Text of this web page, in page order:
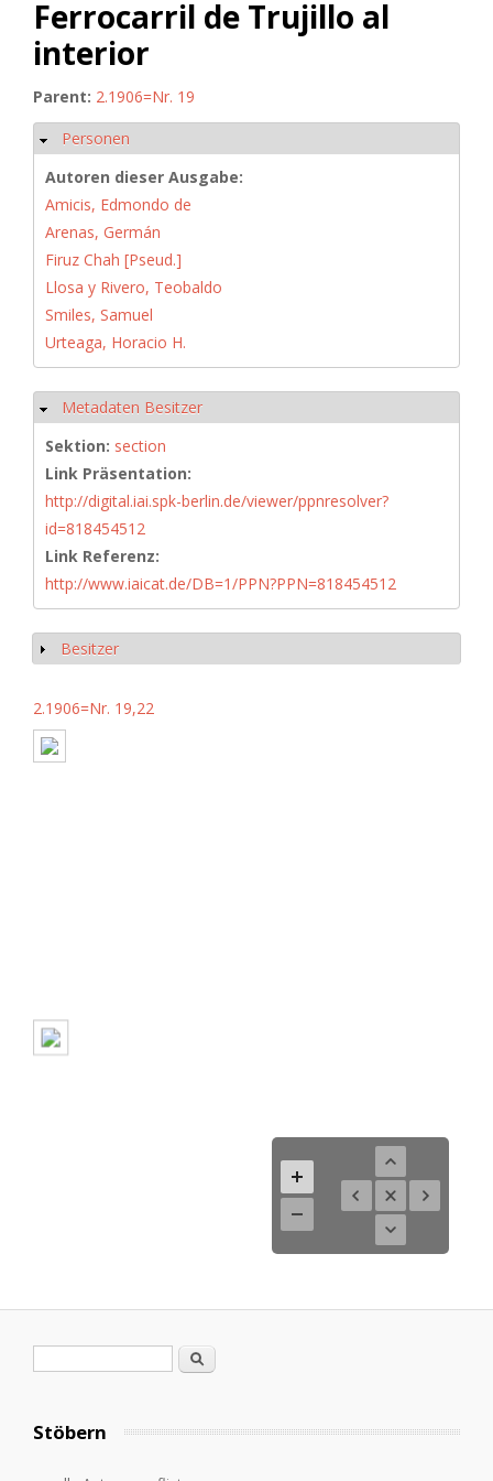
Ferrocarril de Trujillo al
interior
Parent: 2.1906=Nr. 19
Hide
Personen
Autoren dieser Ausgabe:
Amicis, Edmondo de
Arenas, Germán
Firuz Chah [Pseud.]
Llosa y Rivero, Teobaldo
Smiles, Samuel
Urteaga, Horacio H.
Hide
Metadaten Besitzer
Sektion: section
Link Präsentation:
http://digital.iai.spk-berlin.de/viewer/ppnresolver?
id=818454512
Link Referenz:
http://www.iaicat.de/DB=1/PPN?PPN=818454512
Show
Besitzer
2.1906=Nr. 19,22
Search
Stöbern